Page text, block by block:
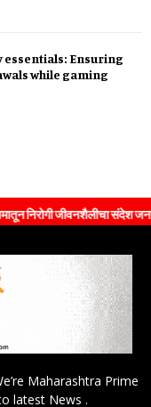
essentials: Ensuring
while gaming
जीवनशैलीचा संदेश जनतेपर्यंत
Maharashtra Prime
latest News .